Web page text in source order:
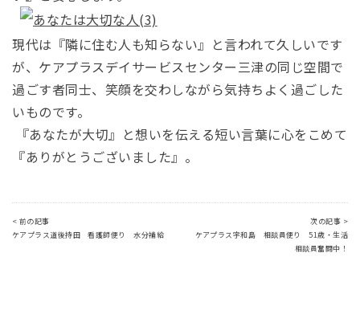
現代は『隣に住む人も知らない』と言われて久しいです
が、ケアプラスデイサービスセンター三津の同じ空間で
過ごす者同士、笑顔を交わしながら気持ちよく過ごした
いものです。
『あなたが大切』と想いを伝える短い言葉に心をこめて
『ありがとうございました』。
< 前の記事
ケアプラス道後持田 看護師便り 水分補給
次の記事 >
ケアプラス宇和島 相談員便り 51歳・生活
相談員奮闘中！